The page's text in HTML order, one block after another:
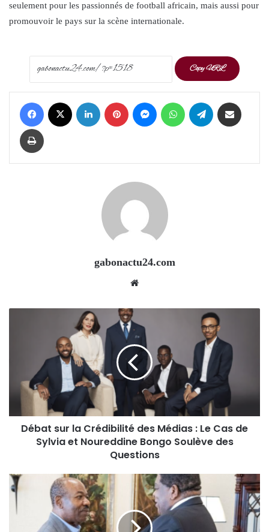
seulement pour les passionnés de football africain, mais aussi pour
promouvoir le pays sur la scène internationale.
Copy URL
Facebook LinkedIn Pinterest Messenger WhatsApp Telegram
Print
gabonactu24.com
Débat sur la Crédibilité des Médias : Le Cas de
Sylvia et Noureddine Bongo Soulève des
Questions